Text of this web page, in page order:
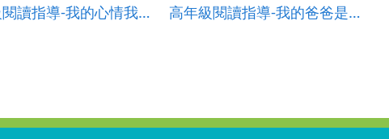
高年級閱讀指導-我的心情我決定 高年級閱讀指導-我的爸爸是流氓5